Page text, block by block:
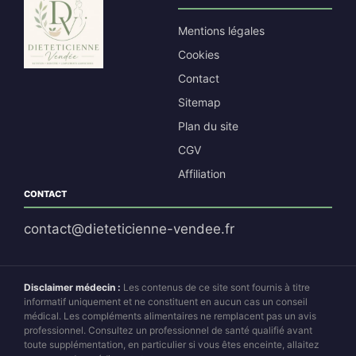
Mentions légales
Cookies
Contact
Sitemap
Plan du site
CGV
Affiliation
CONTACT
contact@dieteticienne-vendee.fr
Disclaimer médecin : Les contenus de ce site sont fournis à titre
informatif uniquement et ne constituent en aucun cas un conseil
médical. Les compléments alimentaires ne remplacent pas un avis
professionnel. Consultez un professionnel de santé qualifié avant
toute supplémentation, en particulier si vous êtes enceinte, allaitez